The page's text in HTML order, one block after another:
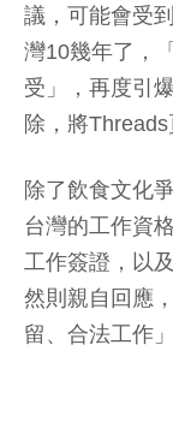
議，可能會受
灣10幾年了，
受」，再度引
除，將Threads
除了飲食文化
台灣的工作資
工作簽證，以
然則親自回應
留、合法工作